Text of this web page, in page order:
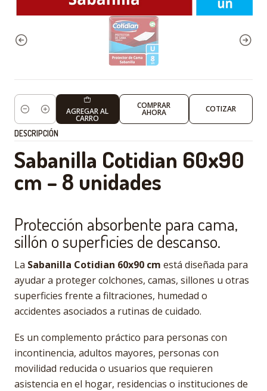
Cantidad AGREGAR AL
CARRO
COMPRAR
AHORA COTIZAR
DESCRIPCIÓN
Sabanilla Cotidian 60x90
cm – 8 unidades
Protección absorbente para cama,
sillón o superficies de descanso.
La Sabanilla Cotidian 60x90 cm está diseñada para
ayudar a proteger colchones, camas, sillones u otras
superficies frente a filtraciones, humedad o
accidentes asociados a rutinas de cuidado.
Es un complemento práctico para personas con
incontinencia, adultos mayores, personas con
movilidad reducida o usuarios que requieren
asistencia en el hogar, residencias o instituciones de